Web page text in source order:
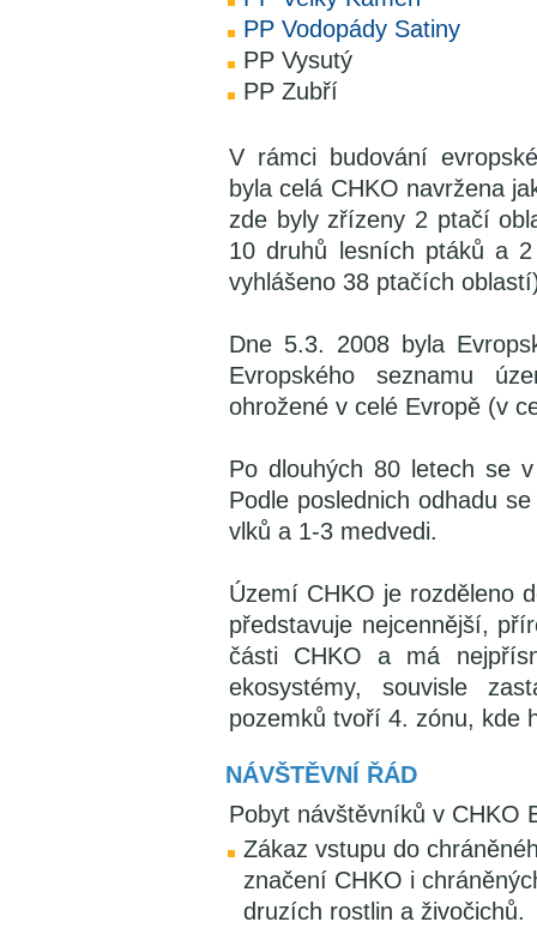
PP Vodopády Satiny
PP Vysutý
PP Zubří
V rámci budování
byla celá CHKO navržena
zde byly zřízeny 2 ptačí
10 druhů lesních ptáků a
vyhlášeno 38 ptačích
Dne 5.3. 2008 byla
Evropského seznamu
ohrožené v celé Evropě (v
Po dlouhých 80 letech se
Podle poslednich odhadu
vlků a 1-3 medvedi.
Území CHKO je rozděleno
představuje nejcennější,
části CHKO a má
ekosystémy, souvisle
pozemků tvoří 4. zónu, kde
NÁVŠTĚVNÍ ŘÁD
Pobyt návštěvníků v CHKO
Zákaz vstupu do
značení CHKO i
druzích rostlin a živočichů.